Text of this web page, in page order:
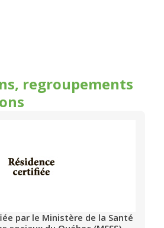
regroupements
par le Ministère de la Santé